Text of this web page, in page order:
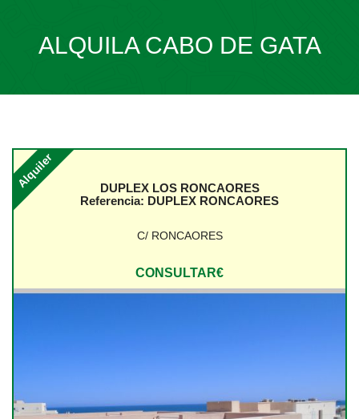
Destacadas
Inmuebles en Carboneras
Inmuebles en Agua Amarga
ALQUILA CABO DE GATA
DUPLEX LOS RONCAORES
Referencia: DUPLEX RONCAORES
C/ RONCAORES
Alquiler
CONSULTAR€